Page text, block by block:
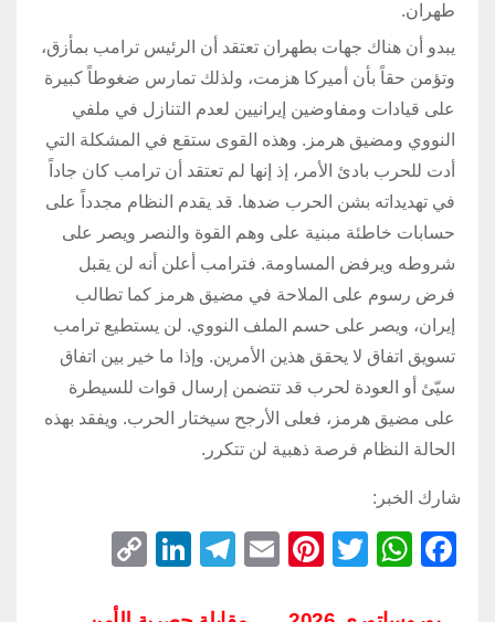
طهران.
يبدو أن هناك جهات بطهران تعتقد أن الرئيس ترامب بمأزق،
وتؤمن حقاً بأن أميركا هزمت، ولذلك تمارس ضغوطاً كبيرة
على قيادات ومفاوضين إيرانيين لعدم التنازل في ملفي
النووي ومضيق هرمز. وهذه القوى ستقع في المشكلة التي
أدت للحرب بادئ الأمر، إذ إنها لم تعتقد أن ترامب كان جاداً
في تهديداته بشن الحرب ضدها. قد يقدم النظام مجدداً على
حسابات خاطئة مبنية على وهم القوة والنصر ويصر على
شروطه ويرفض المساومة. فترامب أعلن أنه لن يقبل
فرض رسوم على الملاحة في مضيق هرمز كما تطالب
إيران، ويصر على حسم الملف النووي. لن يستطيع ترامب
تسويق اتفاق لا يحقق هذين الأمرين. وإذا ما خير بين اتفاق
سيّئ أو العودة لحرب قد تتضمن إرسال قوات للسيطرة
على مضيق هرمز، فعلى الأرجح سيختار الحرب. ويفقد بهذه
الحالة النظام فرصة ذهبية لن تتكرر.
شارك الخبر:
F
W
T
Pi
E
T
Li